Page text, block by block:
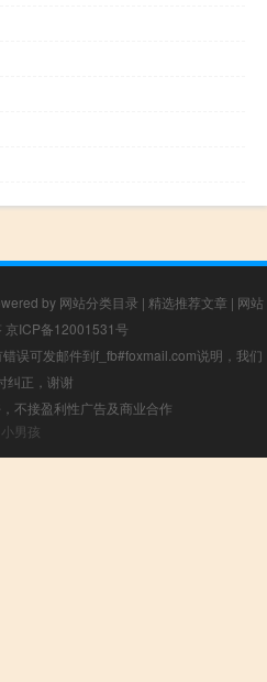
by 网站分类目录 | 精选推荐文章 | 网站
京ICP备12001531号
误可发邮件到f_fb#foxmail.com说明，我们
纠正，谢谢
不接盈利性广告及商业合作
小男孩